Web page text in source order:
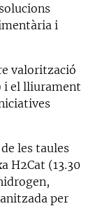
i
valorització
i el lliurament
les taules
H2Cat (13.30
per